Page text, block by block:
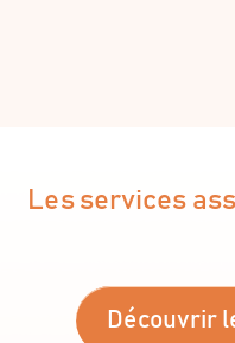
Les services
Découvrir